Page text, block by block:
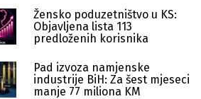
Žensko poduzetništvo u KS:
Objavljena lista 113
predloženih korisnika
Pad izvoza namjenske
industrije BiH: Za šest mjeseci
manje 77 miliona KM